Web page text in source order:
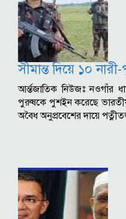
সীমান্ত দিয়ে ১০
আর্ন্তজাতিক ‍নিউজঃ নওগাঁর
পুরুষকে পুশইন করেছে ভারতীয়
অবৈধ অনুপ্রবেশের দায়ে